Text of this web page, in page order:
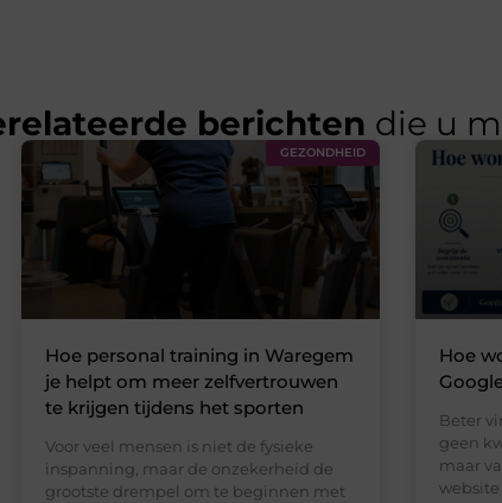
berichten die u
GEZONDHEID
Hoe personal training in Waregem
je helpt om meer zelfvertrouwen
te krijgen tijdens het sporten
Voor veel mensen is niet de fysieke
inspanning, maar de onzekerheid de
grootste drempel om te beginnen met
Hoe
Beter
geen
maar
website